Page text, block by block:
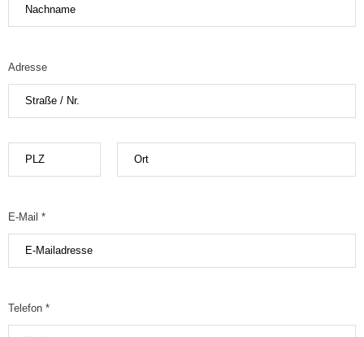
Adresse
E-Mail *
Telefon *